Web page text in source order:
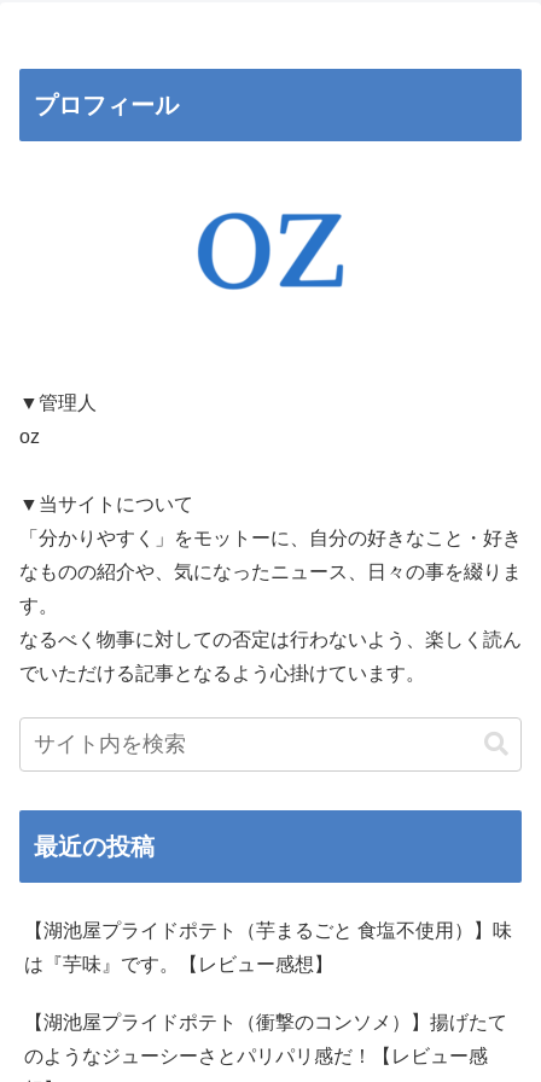
プロフィール
▼管理人
oz
▼当サイトについて
「分かりやすく」をモットーに、自分の好きなこと・好き
なものの紹介や、気になったニュース、日々の事を綴りま
す。
なるべく物事に対しての否定は行わないよう、楽しく読ん
でいただける記事となるよう心掛けています。
最近の投稿
【湖池屋プライドポテト（芋まるごと 食塩不使用）】味
は『芋味』です。【レビュー感想】
【湖池屋プライドポテト（衝撃のコンソメ）】揚げたて
のようなジューシーさとパリパリ感だ！【レビュー感